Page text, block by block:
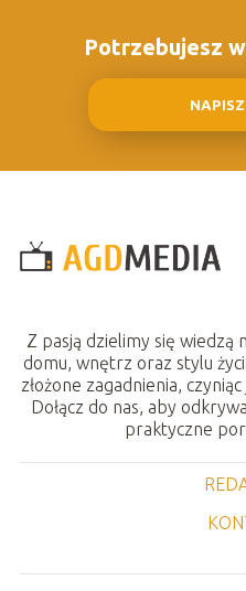
Potrzebujesz
Z pasją dzielimy się wiedzą
domu, wnętrz oraz stylu
złożone zagadnienia,
Dołącz do nas, aby
praktyczne